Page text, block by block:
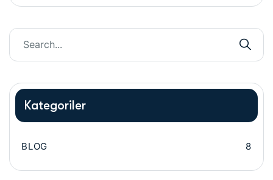
Kategoriler
BLOG 8